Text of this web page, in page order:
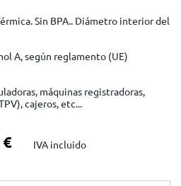
Sin BPA.. Diámetro interior del
A, según reglamento (UE)
máquinas registradoras,
cajeros, etc...
IVA incluido